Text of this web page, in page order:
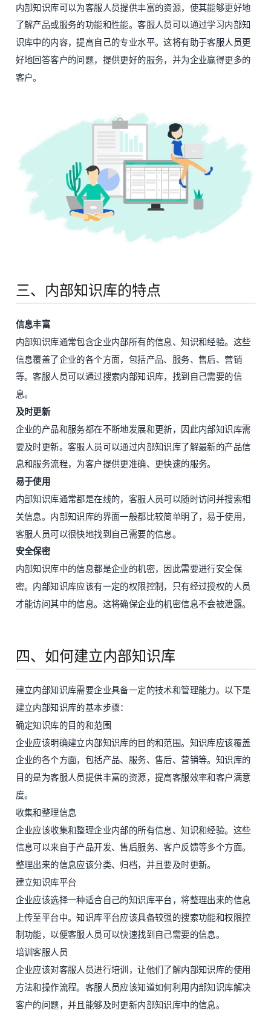
内部知识库可以为客服人员提供丰富的资源，使其能够更好地
了解产品或服务的功能和性能。客服人员可以通过学习内部知
识库中的内容，提高自己的专业水平。这将有助于客服人员更
好地回答客户的问题，提供更好的服务，并为企业赢得更多的
客户。
三、内部知识库的特点
信息丰富
内部知识库通常包含企业内部所有的信息、知识和经验。这些
信息覆盖了企业的各个方面，包括产品、服务、售后、营销
等。客服人员可以通过搜索内部知识库，找到自己需要的信
息。
及时更新
企业的产品和服务都在不断地发展和更新，因此内部知识库需
要及时更新。客服人员可以通过内部知识库了解最新的产品信
息和服务流程，为客户提供更准确、更快速的服务。
易于使用
内部知识库通常都是在线的，客服人员可以随时访问并搜索相
关信息。内部知识库的界面一般都比较简单明了，易于使用，
客服人员可以很快地找到自己需要的信息。
安全保密
内部知识库中的信息都是企业的机密，因此需要进行安全保
密。内部知识库应该有一定的权限控制，只有经过授权的人员
才能访问其中的信息。这将确保企业的机密信息不会被泄露。
四、如何建立内部知识库
建立内部知识库需要企业具备一定的技术和管理能力。以下是
建立内部知识库的基本步骤：
确定知识库的目的和范围
企业应该明确建立内部知识库的目的和范围。知识库应该覆盖
企业的各个方面，包括产品、服务、售后、营销等。知识库的
目的是为客服人员提供丰富的资源，提高客服效率和客户满意
度。
收集和整理信息
企业应该收集和整理企业内部的所有信息、知识和经验。这些
信息可以来自于产品开发、售后服务、客户反馈等多个方面。
整理出来的信息应该分类、归档，并且要及时更新。
建立知识库平台
企业应该选择一种适合自己的知识库平台，将整理出来的信息
上传至平台中。知识库平台应该具备较强的搜索功能和权限控
制功能，以便客服人员可以快速找到自己需要的信息。
培训客服人员
企业应该对客服人员进行培训，让他们了解内部知识库的使用
方法和操作流程。客服人员应该知道如何利用内部知识库解决
客户的问题，并且能够及时更新内部知识库中的信息。